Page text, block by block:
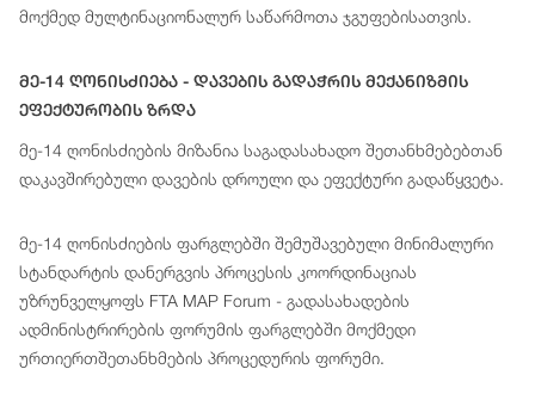
მოქმედ მულტინაციონალურ საწარმოთა ჯგუფებისათვის.
Მე-14 Ღონისძიება - Დავების Გადაჭრის Მექანიზმის
Ეფექტურობის Ზრდა
მე-14 ღონისძიების მიზანია საგადასახადო შეთანხმებებთან
დაკავშირებული დავების დროული და ეფექტური გადაწყვეტა.
მე-14 ღონისძიების ფარგლებში შემუშავებული მინიმალური
სტანდარტის დანერგვის პროცესის კოორდინაციას
უზრუნველყოფს FTA MAP Forum - გადასახადების
ადმინისტრირების ფორუმის ფარგლებში მოქმედი
ურთიერთშეთანხმების პროცედურის ფორუმი.